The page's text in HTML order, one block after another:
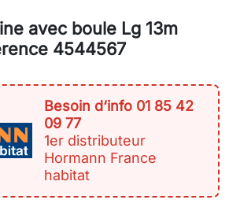
avec boule Lg 13m
4544567
Besoin d‘info 01 85 42
09 77
1er distributeur
Hormann France
habitat